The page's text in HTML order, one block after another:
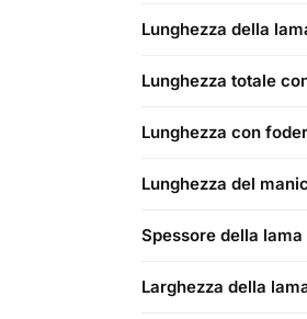
Lunghezza della
Lunghezza totale
Lunghezza con
Lunghezza del
Spessore della
Larghezza della